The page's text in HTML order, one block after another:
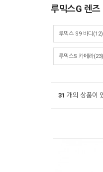
루믹스G 렌즈
루믹스 S9 바디(12)
루믹스S 카메라(23)
31 개의 상품이